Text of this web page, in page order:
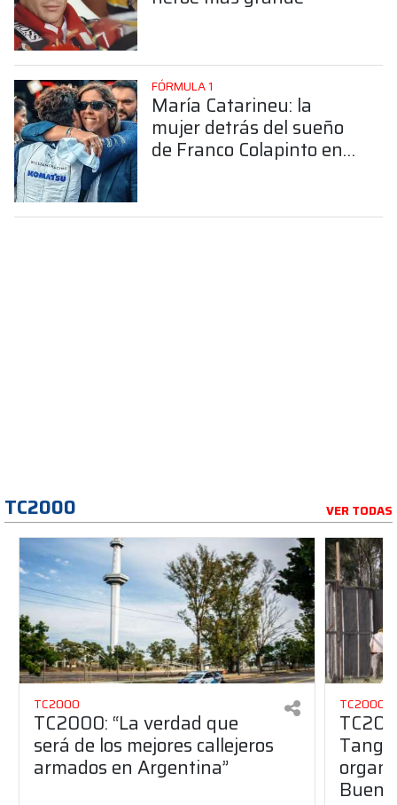
FÓRMULA 1
María Catarineu: la
mujer detrás del sueño
de Franco Colapinto en
TC2000 VER TODAS
TC2000
TC2000: “La verdad que
será de los mejores callejeros
armados en Argentina”
TC2000